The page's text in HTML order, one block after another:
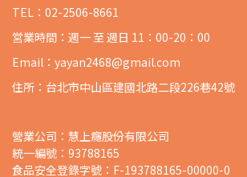
TEL：02-2506-8661
営業時間：週一 至 週日 11：00-20：00
Email：yayan2468@gmail.com
住所：台北市中山區建國北路二段226巷42號
營業公司︰慧上癮股份有限公司
統一編號︰93788165
食品安全登錄字號：F-193788165-00000-0